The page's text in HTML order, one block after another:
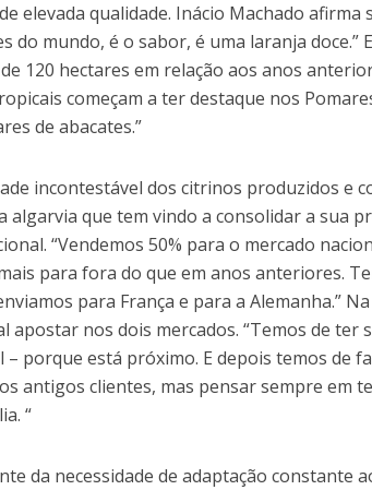
elevada qualidade. Inácio Machado afirma
do mundo, é o sabor, é uma laranja doce.”
120 hectares em relação aos anos
começam a ter destaque nos
de abacates.”
incontestável dos citrinos produzidos e
algarvia que tem vindo a consolidar a sua
“Vendemos 50% para o mercado
para fora do que em anos anteriores.
para França e para a Alemanha.”
apostar nos dois mercados. “Temos de ter
– porque está próximo. E depois temos de
antigos clientes, mas pensar sempre em
“
da necessidade de adaptação constante